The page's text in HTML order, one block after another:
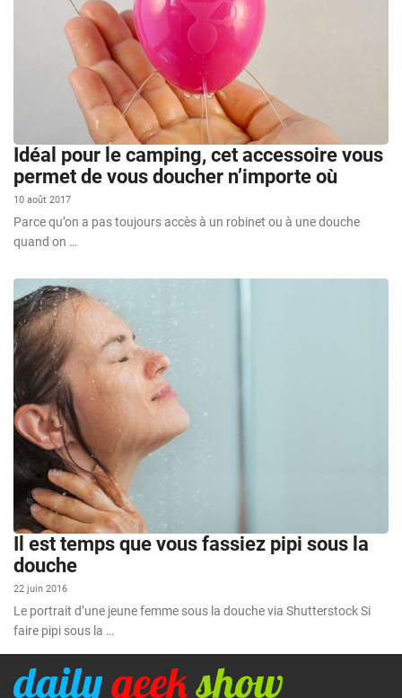
Idéal pour le camping, cet accessoire vous
permet de vous doucher n’importe où
10 août 2017
Parce qu’on a pas toujours accès à un robinet ou à une douche
quand on …
Il est temps que vous fassiez pipi sous la
douche
22 juin 2016
Le portrait d’une jeune femme sous la douche via Shutterstock Si
faire pipi sous la …